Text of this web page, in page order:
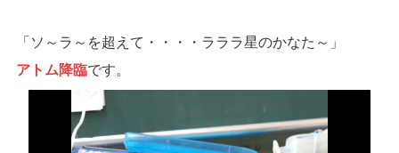
「ソ～ラ～を超えて・・・・ラララ星のかなた～」
アトム降臨です。